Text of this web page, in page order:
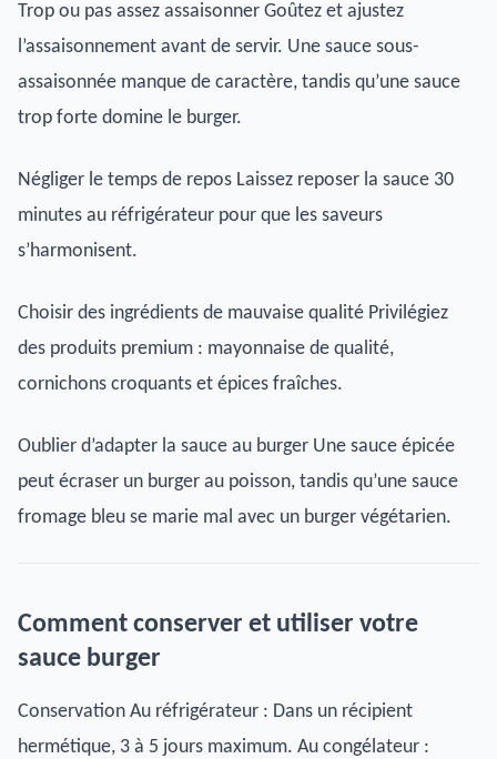
Trop ou pas assez assaisonner Goûtez et ajustez
l’assaisonnement avant de servir. Une sauce sous-
assaisonnée manque de caractère, tandis qu’une sauce
trop forte domine le burger.
Négliger le temps de repos Laissez reposer la sauce 30
minutes au réfrigérateur pour que les saveurs
s’harmonisent.
Choisir des ingrédients de mauvaise qualité Privilégiez
des produits premium : mayonnaise de qualité,
cornichons croquants et épices fraîches.
Oublier d’adapter la sauce au burger Une sauce épicée
peut écraser un burger au poisson, tandis qu’une sauce
fromage bleu se marie mal avec un burger végétarien.
Comment conserver et utiliser votre
sauce burger
Conservation Au réfrigérateur : Dans un récipient
hermétique, 3 à 5 jours maximum. Au congélateur :